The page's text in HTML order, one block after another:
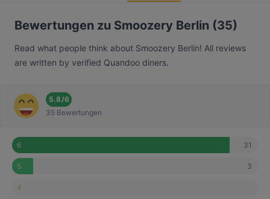
Bewertungen zu Smoozery Berlin (35)
Read what people think about Smoozery Berlin! All reviews
are written by verified Quandoo diners.
5.8/6
35 Bewertungen
6 31
5 3
4